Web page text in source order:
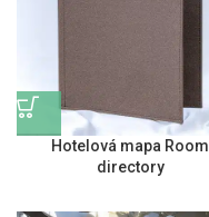
Hotelová mapa Room
directory